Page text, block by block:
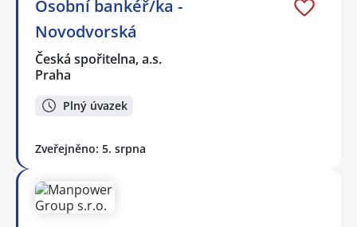
Osobní bankéř/ka -
Novodvorská
Česká spořitelna, a.s.
Praha
Plný úvazek
Zveřejněno: 5. srpna